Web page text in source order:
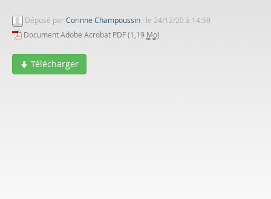
Déposé parCorinne Champoussin · le 24/12/20 à 14:59
Document Adobe Acrobat PDF (1,19 Mo)
Télécharger